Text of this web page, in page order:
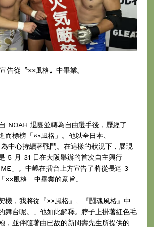
告從〝××風格〟中畢業。
NOAH 退團並轉為自由選手後，歷經了
而標榜「××風格」。他以全日本、
為中心持續著戰鬥。在這樣的狀況下，展現
5 月 31 日在大阪舉辦的首次自主興行
」。中嶋在擂台上方宣告了將從長達 3
××風格」中畢業的意旨。
機，我將從『××風格』、『鬪魂風格』中
舞台呢。」他如此解釋。脖子上掛著紅色毛
，並伴隨著由已故的新間壽先生所提供的